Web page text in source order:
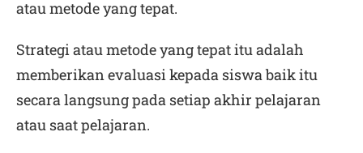
atau metode yang tepat.
Strategi atau metode yang tepat itu adalah
memberikan evaluasi kepada siswa baik itu
secara langsung pada setiap akhir pelajaran
atau saat pelajaran.